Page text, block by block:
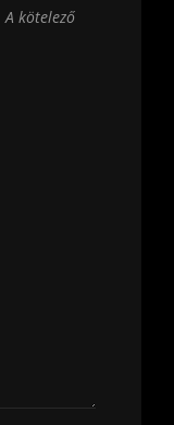
A kötelező